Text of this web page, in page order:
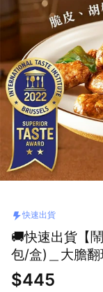
快速出貨
🚚快速出貨【
包/盒)＿大膽
$445